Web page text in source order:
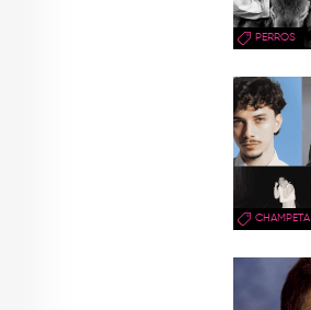
PERROS
CHAMPETA